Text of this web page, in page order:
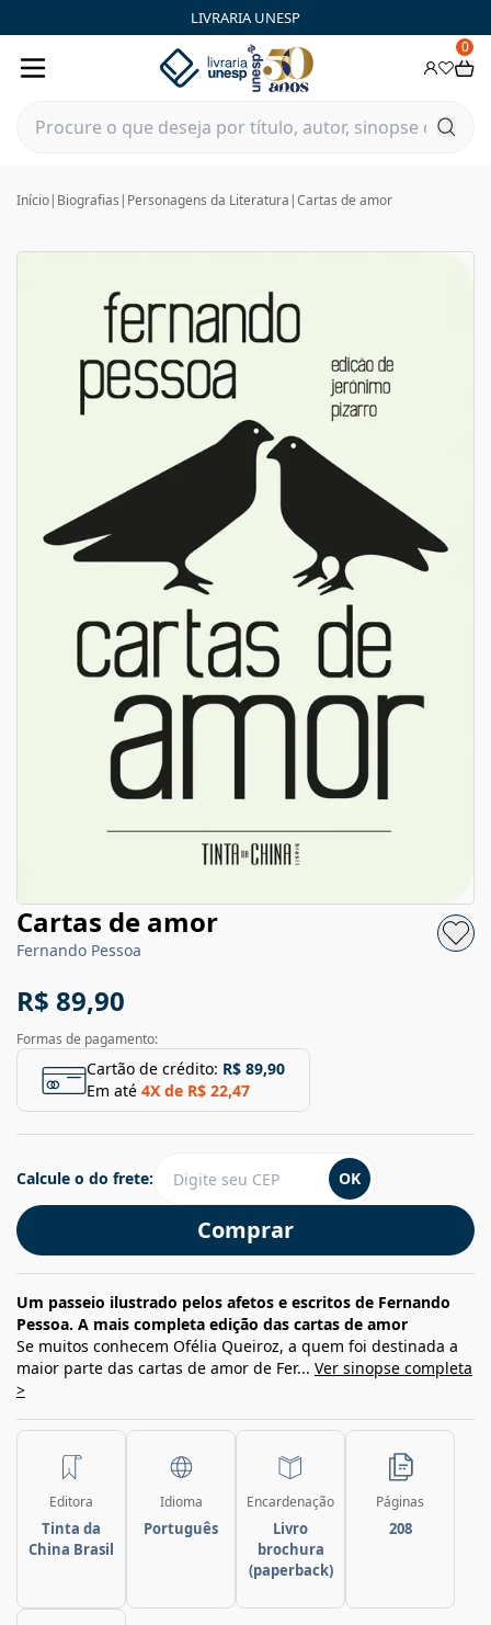
LIVRARIA UNESP
0
Início| Biografias | Personagens da Literatura |Cartas de amor
Cartas de amor
Fernando Pessoa
R$ 89,90
Formas de pagamento:
Cartão de crédito: R$ 89,90
Em até 4X de R$ 22,47
Comprar
Calcule o do frete: OK
Um passeio ilustrado pelos afetos e escritos de Fernando
Pessoa. A mais completa edição das cartas de amor
Se muitos conhecem Ofélia Queiroz, a quem foi destinada a
maior parte das cartas de amor de Fer... Ver sinopse completa
>
Editora
Tinta da
China Brasil
Idioma
Português
Encardenação
Livro
brochura
(paperback)
Páginas
208